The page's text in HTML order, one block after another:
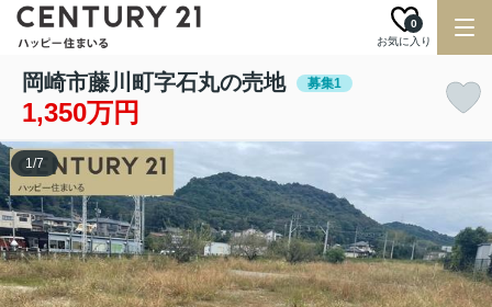
お気に入り
0
岡崎市藤川町字石丸の売地 募集1
1,350万円
1/7